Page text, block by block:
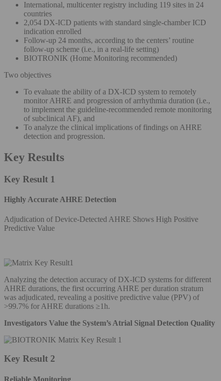
International, multicenter registry including 119 sites in 24
countries
2,054 DX-ICD patients with standard single-chamber ICD
indication enrolled
Follow-up 24 months, according to the centers’ routine
follow-up scheme (i.e., in a real-life setting)
BIOTRONIK (Home Monitoring recommended)
Two objectives
To evaluate the ability of a DX-ICD system to remotely
monitor AHRE and progression of arrhythmia duration (i.e.,
to implement the guideline-recommended remote monitoring
of subclinical AF), and
To analyze the clinical implications of findings on AHRE
detection and progression.
Key Results
Key Result 1
Highly Accurate AHRE Detection
Adjudication of Device-Detected AHRE Shows High Positive
Predictive Value
Analyzing the detection accuracy of DX-ICD systems for different
AHRE durations, the first occurring AHRE per duration stratum
was adjudicated, revealing a positive predictive value (PPV) of
>99.7% for AHRE durations ≥1h.
Investigators Value the System’s Atrial Signal Detection Quality
Key Result 2
Reliable Monitoring